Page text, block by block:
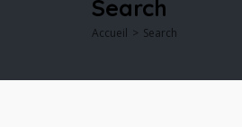
Search
Accueil Search